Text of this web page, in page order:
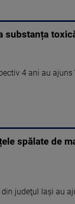
substanța
4 ani au
spălate de
judeţul Iaşi au